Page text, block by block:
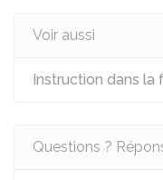
Voir aussi
Instruction dans la
Questions ?